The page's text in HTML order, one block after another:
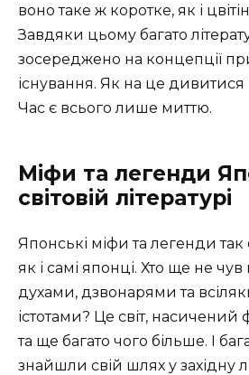
воно таке ж коротке, як і
Завдяки цьому багато
зосереджено на концепції
існування. Як на це дивитися
Час є всього лише миттю.
Міфи та легенди
світовій літературі
Японські міфи та легенди так
як і самі японці. Хто ще не
духами, дзвонарями та
істотами? Це світ, насичений
та ще багато чого більше. І
знайшли свій шлях у західну